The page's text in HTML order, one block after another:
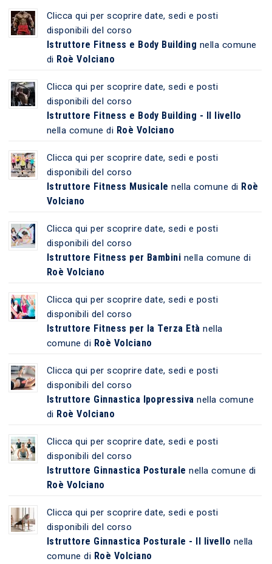
Clicca qui per scoprire date, sedi e posti
disponibili del corso
Istruttore Fitness e Body Building nella comune
di Roè Volciano
Clicca qui per scoprire date, sedi e posti
disponibili del corso
Istruttore Fitness e Body Building - II livello
nella comune di Roè Volciano
Clicca qui per scoprire date, sedi e posti
disponibili del corso
Istruttore Fitness Musicale nella comune di Roè
Volciano
Clicca qui per scoprire date, sedi e posti
disponibili del corso
Istruttore Fitness per Bambini nella comune di
Roè Volciano
Clicca qui per scoprire date, sedi e posti
disponibili del corso
Istruttore Fitness per la Terza Età nella
comune di Roè Volciano
Clicca qui per scoprire date, sedi e posti
disponibili del corso
Istruttore Ginnastica Ipopressiva nella comune
di Roè Volciano
Clicca qui per scoprire date, sedi e posti
disponibili del corso
Istruttore Ginnastica Posturale nella comune di
Roè Volciano
Clicca qui per scoprire date, sedi e posti
disponibili del corso
Istruttore Ginnastica Posturale - II livello nella
comune di Roè Volciano